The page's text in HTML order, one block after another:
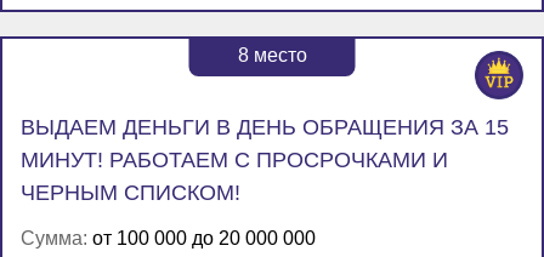
8место
ВЫДАЕМ ДЕНЬГИ В ДЕНЬ ОБРАЩЕНИЯ ЗА 15
МИНУТ! РАБОТАЕМ С ПРОСРОЧКАМИ И
ЧЕРНЫМ СПИСКОМ!
Сумма: от 100 000 до 20 000 000